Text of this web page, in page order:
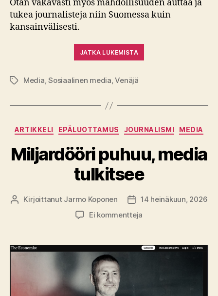
Otan vakavasti myös mahdollisuuden auttaa ja
tukea journalisteja niin Suomessa kuin
kansainvälisesti.
JATKA LUKEMISTA
Avainsanat
Media,Sosiaalinen media,Venäjä
Kategoriat
ARTIKKELI EPÄLUOTTAMUS JOURNALISMI MEDIA
Miljardööri puhuu, media
tulkitsee
Kirjoittaja
Kirjoittanut Jarmo Koponen Julkaisupäivämäärä
14 heinäkuun, 2026
Ei kommentteja
media